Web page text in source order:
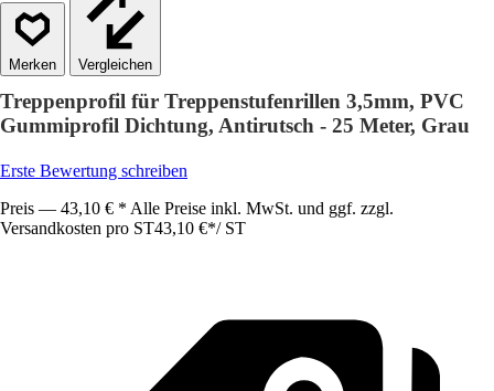
Vergleichen
Treppenprofil für Treppenstufenrillen 3,5mm, PVC
Gummiprofil Dichtung, Antirutsch - 25 Meter, Grau
Erste Bewertung schreiben
Preis — 43,10 € * Alle Preise inkl. MwSt. und ggf. zzgl.
Versandkosten pro ST43,10 €*/ ST